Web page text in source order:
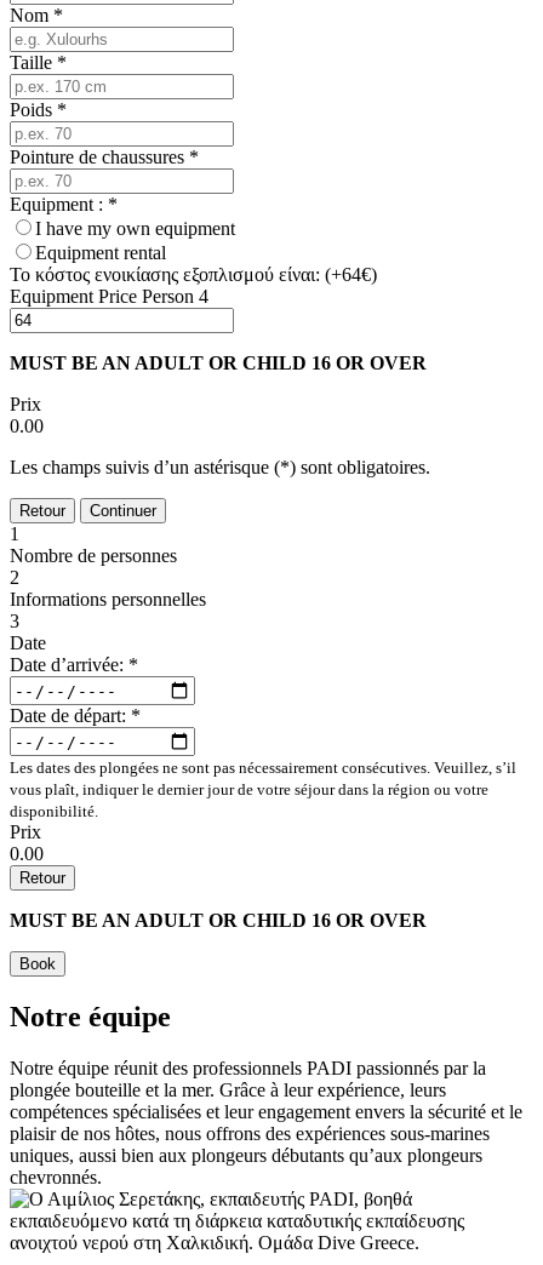
Nom *
Taille *
Poids *
Pointure de chaussures *
Equipment : *
I have my own equipment
Equipment rental
Το κόστος ενοικίασης εξοπλισμού είναι: (+64€)
Equipment Price Person 4
MUST BE AN ADULT OR CHILD 16 OR OVER
Prix
0.00
Les champs suivis d’un astérisque (*) sont obligatoires.
Retour Continuer
1
Nombre de personnes
2
Informations personnelles
3
Date
Date d’arrivée: *
Date de départ: *
Les dates des plongées ne sont pas nécessairement consécutives. Veuillez, s’il
vous plaît, indiquer le dernier jour de votre séjour dans la région ou votre
disponibilité.
Prix
0.00
Retour
MUST BE AN ADULT OR CHILD 16 OR OVER
Book
Notre équipe
Notre équipe réunit des professionnels PADI passionnés par la
plongée bouteille et la mer. Grâce à leur expérience, leurs
compétences spécialisées et leur engagement envers la sécurité et le
plaisir de nos hôtes, nous offrons des expériences sous-marines
uniques, aussi bien aux plongeurs débutants qu’aux plongeurs
chevronnés.